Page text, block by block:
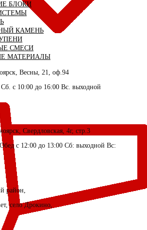
БЛОКИ
КАМЕНЬ
СМЕСИ
МАТЕРИАЛЫ
Весны, 21, оф.94
с 10:00 до 16:00 Вс. выходной
Свердловская, 4г, стр.3
с 12:00 до 13:00 Сб: выходной Вс:
район,
село Дрокино,